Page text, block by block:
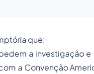
que:
a investigação e
a Convenção